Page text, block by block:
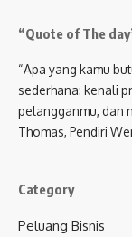
“Quote of The
“Apa yang kamu
sederhana: kenali
pelangganmu, dan
Thomas, Pendiri
Category
Peluang Bisnis